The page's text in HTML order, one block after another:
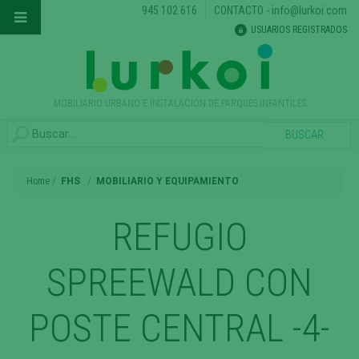
MOBILIARIO URBANO E INSTALACIÓN DE PARQUES INFANTILES
945 102 616 CONTACTO - info@lurkoi.com
USUARIOS REGISTRADOS
Home FHS MOBILIARIO Y EQUIPAMIENTO
REFUGIO
SPREEWALD CON
POSTE CENTRAL -4-